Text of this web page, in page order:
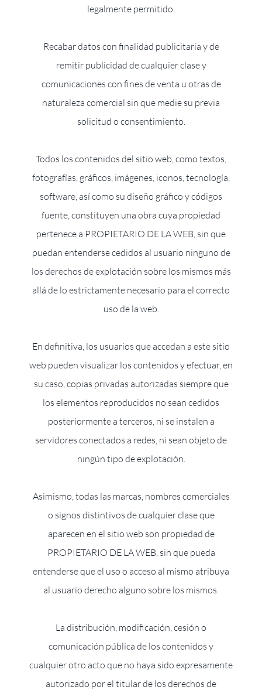
legalmente permitido.
Recabar datos con finalidad publicitaria y de
remitir publicidad de cualquier clase y
comunicaciones con fines de venta u otras de
naturaleza comercial sin que medie su previa
solicitud o consentimiento.
Todos los contenidos del sitio web, como textos,
fotografías, gráficos, imágenes, iconos, tecnología,
software, así como su diseño gráfico y códigos
fuente, constituyen una obra cuya propiedad
pertenece a PROPIETARIO DE LA WEB, sin que
puedan entenderse cedidos al usuario ninguno de
los derechos de explotación sobre los mismos más
allá de lo estrictamente necesario para el correcto
uso de la web.
En definitiva, los usuarios que accedan a este sitio
web pueden visualizar los contenidos y efectuar, en
su caso, copias privadas autorizadas siempre que
los elementos reproducidos no sean cedidos
posteriormente a terceros, ni se instalen a
servidores conectados a redes, ni sean objeto de
ningún tipo de explotación.
Asimismo, todas las marcas, nombres comerciales
o signos distintivos de cualquier clase que
aparecen en el sitio web son propiedad de
PROPIETARIO DE LA WEB, sin que pueda
entenderse que el uso o acceso al mismo atribuya
al usuario derecho alguno sobre los mismos.
La distribución, modificación, cesión o
comunicación pública de los contenidos y
cualquier otro acto que no haya sido expresamente
autorizado por el titular de los derechos de